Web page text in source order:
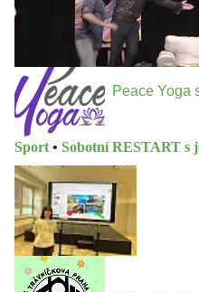
Peace Yoga
Sport • Sobotní RESTART s